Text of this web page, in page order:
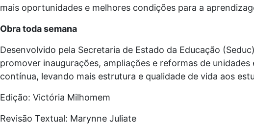
mais oportunidades e melhores condições para a
Obra toda semana
Desenvolvido pela Secretaria de Estado da Educação
promover inaugurações, ampliações e reformas de
contínua, levando mais estrutura e qualidade de vida aos
Edição: Victória Milhomem
Revisão Textual: Marynne Juliate